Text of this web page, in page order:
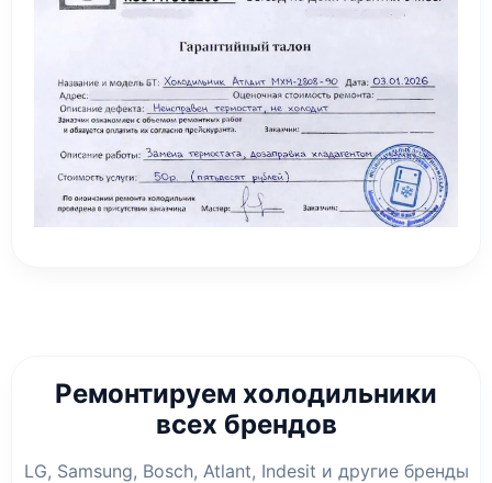
Ремонтируем холодильники
всех брендов
LG, Samsung, Bosch, Atlant, Indesit и другие бренды